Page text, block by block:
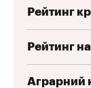
Рейтинг
Рейтинг
Аграрний